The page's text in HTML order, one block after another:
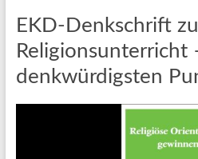
EKD-Denkschrift
Religionsunterricht
denkwürdigsten